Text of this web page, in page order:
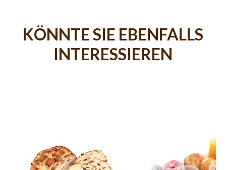
KÖNNTE SIE EBENFALLS
INTERESSIEREN